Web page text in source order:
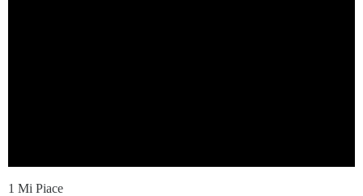
1 Mi Piace